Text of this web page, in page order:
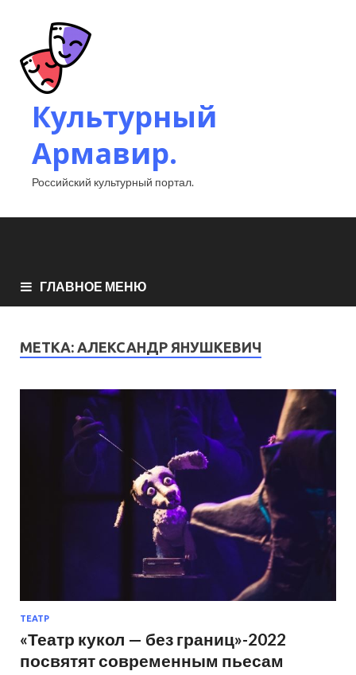
Культурный
Армавир.
Российский культурный портал.
ГЛАВНОЕ МЕНЮ
МЕТКА: АЛЕКСАНДР ЯНУШКЕВИЧ
ТЕАТР
«Театр кукол — без границ»-2022
посвятят современным пьесам